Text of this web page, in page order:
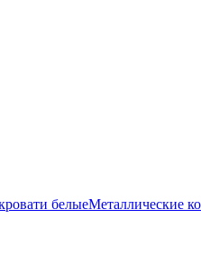
белыеМеталлические